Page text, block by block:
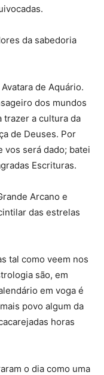
da sabedoria
de Aquário.
dos mundos
trazer a cultura da
de Deuses. Por
vos será dado; batei
Escrituras.
Arcano e
das estrelas
tal como veem nos
são, em
em voga é
povo algum da
horas
o dia como uma